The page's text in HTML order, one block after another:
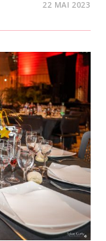
22 MAI 2023